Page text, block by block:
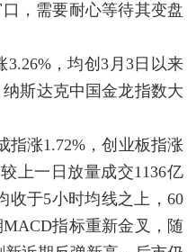
，需要耐心等待其变盘
，均创3月3日以来
斯达克中国金龙指数大
涨1.72%，创业板指涨
上一日放量成交1136亿
收于5小时均线之上，60
指标重新金叉，随